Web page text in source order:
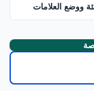
ووضع العلامات